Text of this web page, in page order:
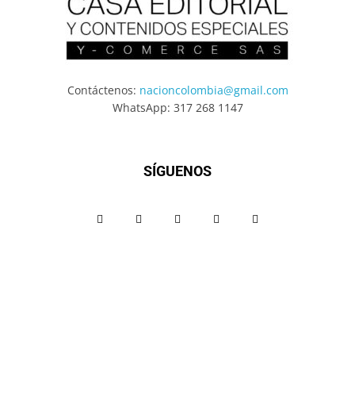
Contáctenos: nacioncolombia@gmail.com
WhatsApp: 317 268 1147
SÍGUENOS